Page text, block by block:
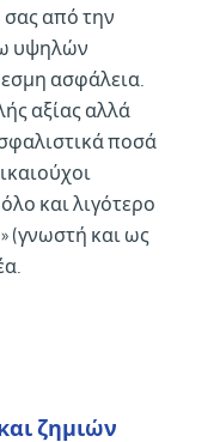
σας από την
υψηλών
ασφάλεια.
αξίας αλλά
ποσά
και λιγότερο
(γνωστή και ως
ζημιών